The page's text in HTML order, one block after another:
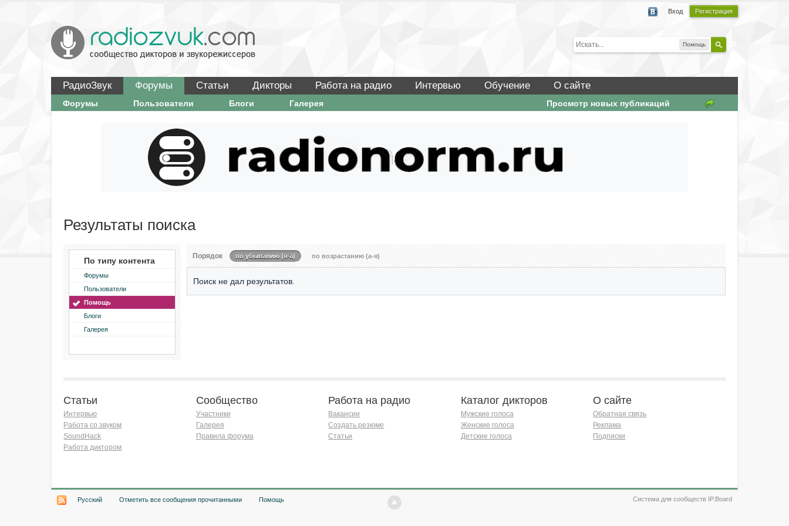
Вход Регистрация
Помощь
РадиоЗвук Форумы Статьи Дикторы Работа на радио Интервью Обучение О сайте
Просмотр новых публикаций
Форумы Пользователи Блоги Галерея
Результаты поиска
По типу контента
Форумы
Пользователи
Помощь
Блоги
Галерея
Порядок по убыванию (я-а) по возрастанию (а-я)
Поиск не дал результатов.
Статьи
Интервью
Работа со звуком
SoundHack
Работа диктором
Сообщество
Участники
Галерея
Правила форума
Работа на радио
Вакансии
Создать резюме
Статьи
Каталог дикторов
Мужские голоса
Женские голоса
Детские голоса
О сайте
Обратная связь
Реклама
Подписки
Русский Отметить все сообщения прочитанными Помощь Система для сообществ IP.Board